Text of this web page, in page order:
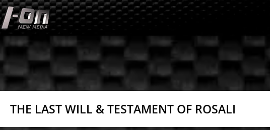
Skip
to
content
THE LAST WILL & TESTAMENT OF ROSALI